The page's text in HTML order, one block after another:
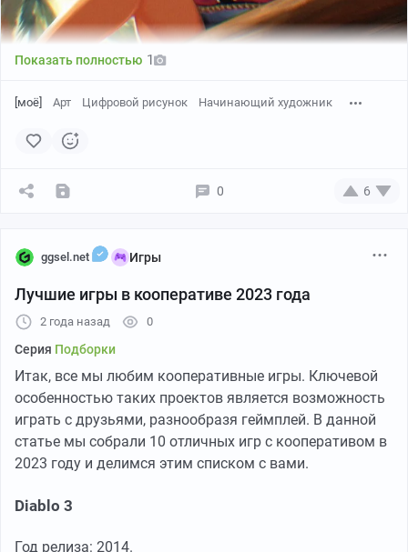
Phasmophobia
Год выхода: 2020
Платформы: ПК
Какие кооперативные игры без хотя бы парочки
хорроров? Любителям «Охотников за привидениями»
посвящается —Phasmophobia. Если хотели побывать в
шкуре ловца духов, то вам сюда, но с маленькой
оговорочкой — ловить будете не вы. Игра создана
визжат от страха. Ваша задача — определить тип
Показать полностью 1
[моё] Арт Цифровой рисунок Начинающий художник
0 6
ggsel.net Игры
Лучшие игры в кооперативе 2023 года
2 года назад 0
Серия Подборки
Итак, все мы любим кооперативные игры. Ключевой
особенностью таких проектов является возможность
играть с друзьями, разнообразя геймплей. В данной
статье мы собрали 10 отличных игр с кооперативом в
2023 году и делимся этим списком с вами.
Diablo 3
Год релиза: 2014.